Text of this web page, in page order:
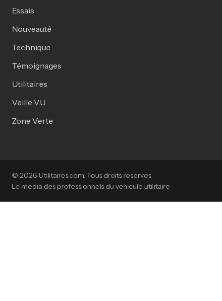
Essais
Nouveauté
Technique
Témoignages
Utilitaires
Veille VU
Zone Verte
© 2026 Utilitaires.com. Tous droits reserves.
Le media des professionnels du vehicule utilitaire